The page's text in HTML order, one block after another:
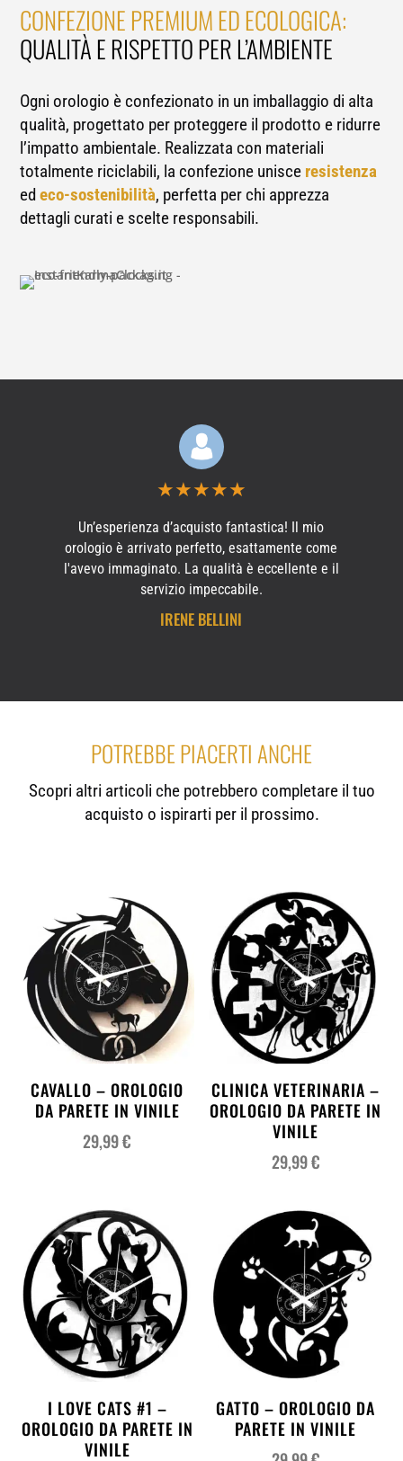
CONFEZIONE PREMIUM ED ECOLOGICA:
QUALITÀ E RISPETTO PER L’AMBIENTE
Ogni orologio è confezionato in un imballaggio di alta
qualità, progettato per proteggere il prodotto e ridurre
l’impatto ambientale. Realizzata con materiali
totalmente riciclabili, la confezione unisce resistenza
edeco-sostenibilità, perfetta per chi apprezza
dettagli curati e scelte responsabili.
★★★★★
Un’esperienza d’acquisto fantastica! Il mio
orologio è arrivato perfetto, esattamente come
l'avevo immaginato. La qualità è eccellente e il
servizio impeccabile.
IRENE BELLINI
POTREBBE PIACERTI ANCHE
Scopri altri articoli che potrebbero completare il tuo
acquisto o ispirarti per il prossimo.
CAVALLO – OROLOGIO
DA PARETE IN VINILE
29,99€
CLINICA VETERINARIA –
OROLOGIO DA PARETE IN
VINILE
29,99€
I LOVE CATS #1 –
OROLOGIO DA PARETE IN
VINILE
GATTO – OROLOGIO DA
PARETE IN VINILE